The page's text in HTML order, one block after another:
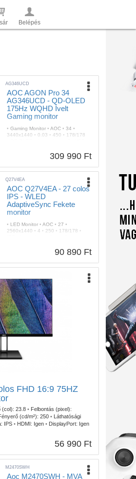
Belépés
AG346UCD
AOC AGON Pro 34
AG346UCD - QD-OLED
175Hz WQHD Ívelt
Gaming monitor
• Gaming Monitor • AOC • 34 •
3440x1440 • 0.03 • 450 • 178/178
309 990 Ft
Q27V4EA
AOC Q27V4EA - 27 colos
IPS - WLED
AdaptiveSync Fekete
monitor
• LED Monitor • AOC • 27 •
2560x1440 • 4 • 250 • 178/178 •
90 890 Ft
FHD 16:9 75HZ
(col): 23.8 • Felbontás (pixel):
(cd/m²): 250 • Láthatósági
IPS • HDMI: Igen • DisplayPort: Igen
56 990 Ft
M2470SWH
Aoc M2470SWH - MVA